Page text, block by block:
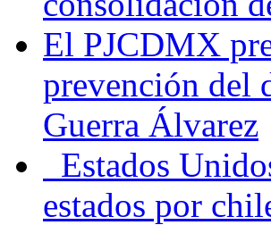
El PJCDMX
prevención del
Guerra Álvarez
Estados
estados por